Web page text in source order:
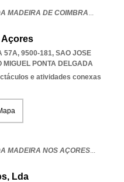
MADEIRA DE COIMBRA...
Açores
57A, 9500-181, SAO JOSE
MIGUEL PONTA DELGADA
e atividades conexas
MADEIRA NOS AÇORES...
Lda